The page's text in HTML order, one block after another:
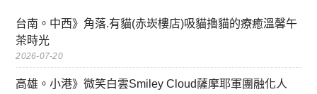
台南。中西》角落.有貓(赤崁樓店)吸貓擼貓的療癒溫馨午
茶時光
2026-07-20
高雄。小港》微笑白雲Smiley Cloud薩摩耶軍團融化人